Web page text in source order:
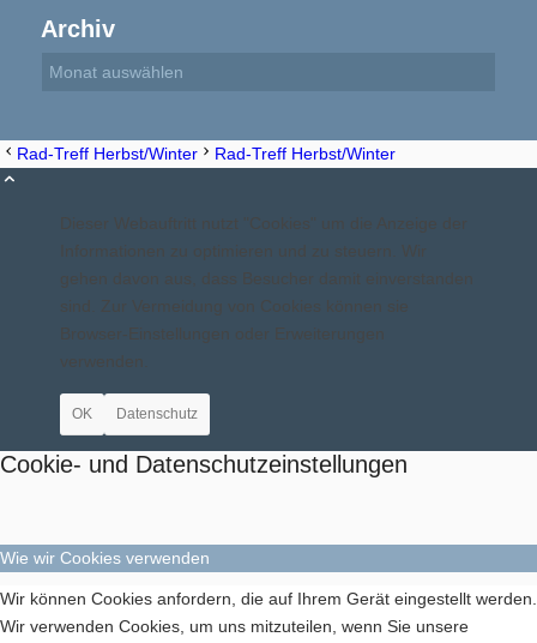
Blindensport
Termine/Training
Aktuelles
Geschichte
Archiv
Rad-Treff Herbst/Winter Rad-Treff Herbst/Winter
Dieser Webauftritt nutzt "Cookies" um die Anzeige der
Informationen zu optimieren und zu steuern. Wir
gehen davon aus, dass Besucher damit einverstanden
sind. Zur Vermeidung von Cookies können sie
Browser-Einstellungen oder Erweiterungen
verwenden.
OK Datenschutz
Cookie- und Datenschutzeinstellungen
Wie wir Cookies verwenden
Wir können Cookies anfordern, die auf Ihrem Gerät eingestellt werden.
Wir verwenden Cookies, um uns mitzuteilen, wenn Sie unsere